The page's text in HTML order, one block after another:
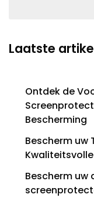
Laatste
Ontdek de
Bescherming
Bescherm uw
Bescherm